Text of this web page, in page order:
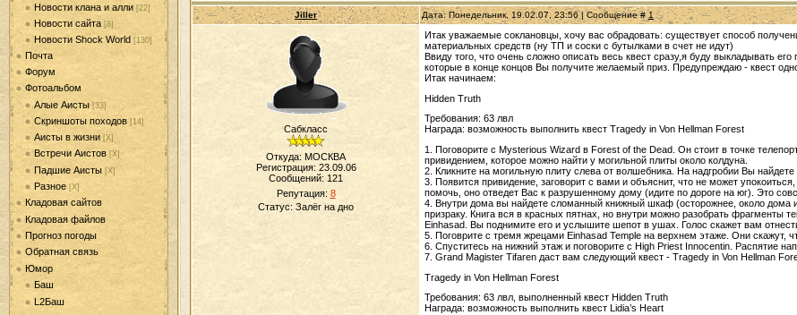
Новости клана и алли [22]
Новости сайта [8]
Новости Shock World [130]
Почта
Форум
Фотоальбом
Алые Аисты [33]
Скриншоты походов [14]
Аисты в жизни [Х]
Встречи Аистов [Х]
Падшие Аисты [Х]
Разное [Х]
Кладовая сайтов
Кладовая файлов
Прогноз погоды
Обратная связь
Юмор
Баш
L2Баш
Jiller Дата: Понедельник, 19.02.07, 23:56 | Сообщение #1
Сабкласс
Откуда: МОСКВА
Регистрация: 23.09.06
Сообщений: 121
Репутация: 8
Статус: Залёг на дно
Итак уважаемые соклановцы, хочу вас обрадовать: существует способ
материальных средств (ну ТП и соски с бутылками в счет не идут)
Ввиду того, что очень сложно описать весь квест сразу,я буду выкладывать
которые в конце концов Вы получите желаемый приз. Предупреждаю - квест
Итак начинаем:
Hidden Truth
Требования: 63 лвл
Награда: возможность выполнить квест Tragedy in Von Hellman Forest
1. Поговорите с Mysterious Wizard в Forest of the Dead. Он стоит в точке
привидением, которое можно найти у могильной плиты около колдуна.
2. Кликните на могильную плиту слева от волшебника. На надгробии Вы найдете
3. Появится привидение, заговорит с вами и объяснит, что не может
помочь, оно отведет Вас к разрушенному дому (идите по дороге на юг). Это
4. Внутри дома вы найдете сломанный книжный шкаф (осторожнее, около
призраку. Книга вся в красных пятнах, но внутри можно разобрать фрагменты
Einhasad. Вы поднимите его и услышите шепот в ушах. Голос скажет вам
5. Поговрите с тремя жрецами Einhasad Temple на верхнем этаже. Они скажут,
6. Спуститесь на нижний этаж и поговорите с High Priest Innocentin. Распятие
7. Grand Magister Tifaren даст вам следующий квест - Tragedy in Von Hellman
Tragedy in Von Hellman Forest
Требования: 63 лвл, выполненный квест Hidden Truth
Награда: возможность выполнить квест Lidia’s Heart